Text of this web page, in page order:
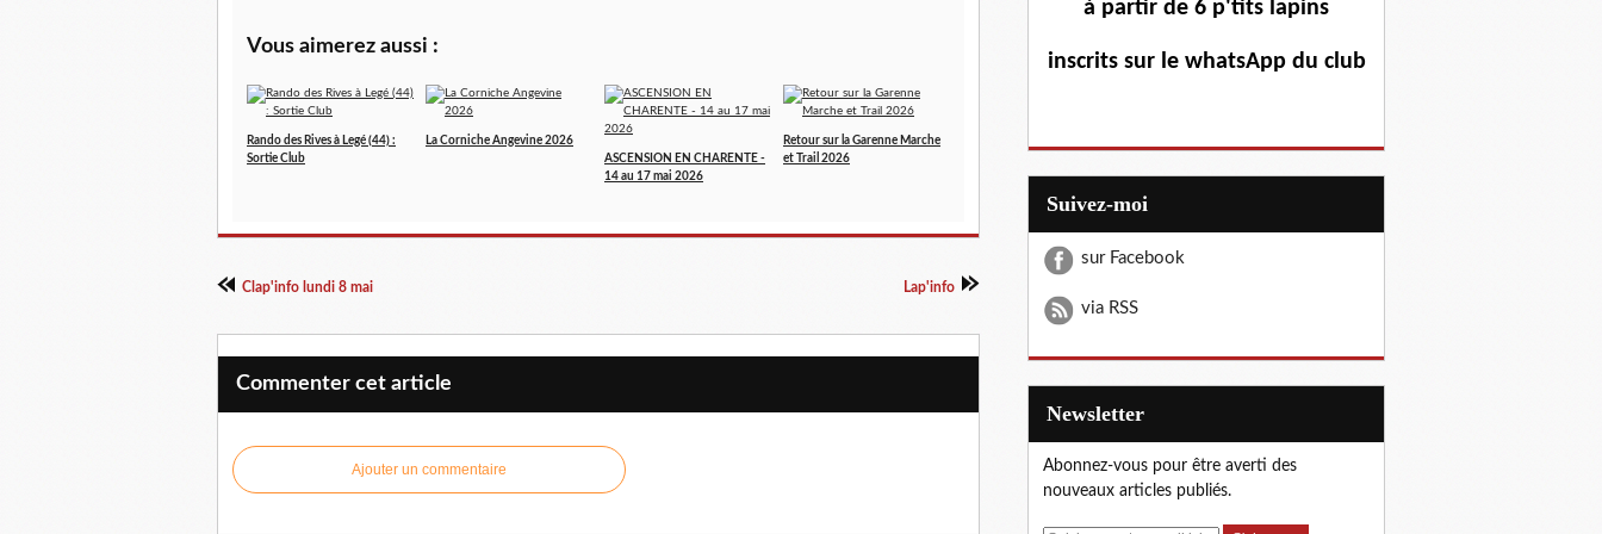
Vous aimerez aussi :
Rando des Rives à Legé (44) :
Sortie Club
La Corniche Angevine 2026
ASCENSION EN CHARENTE -
14 au 17 mai 2026
Retour sur la Garenne Marche
et Trail 2026
Clap'info lundi 8 mai Lap'info
Commenter cet article
Ajouter un commentaire
à partir de 6 p'tits lapins
inscrits sur le whatsApp du club
Suivez-moi
sur Facebook
via RSS
Newsletter
Abonnez-vous pour être averti des
nouveaux articles publiés.